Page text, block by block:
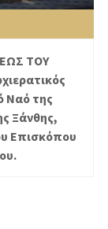
ΤΟΥ
Ναό της
Ξάνθης,
Επισκόπου